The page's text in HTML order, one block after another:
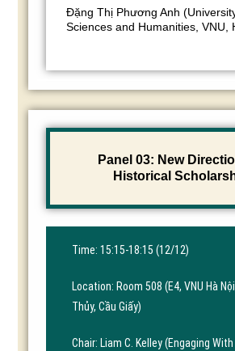
Đặng Thị Phương Anh
Sciences and Humanities, VNU,
Panel 03: New
Historical
Time: 15:15-18:15 (12/12)
Location: Room 508 (E4, VNU Hà
Thủy, Cầu Giấy)
Chair: Liam C. Kelley (Engaging